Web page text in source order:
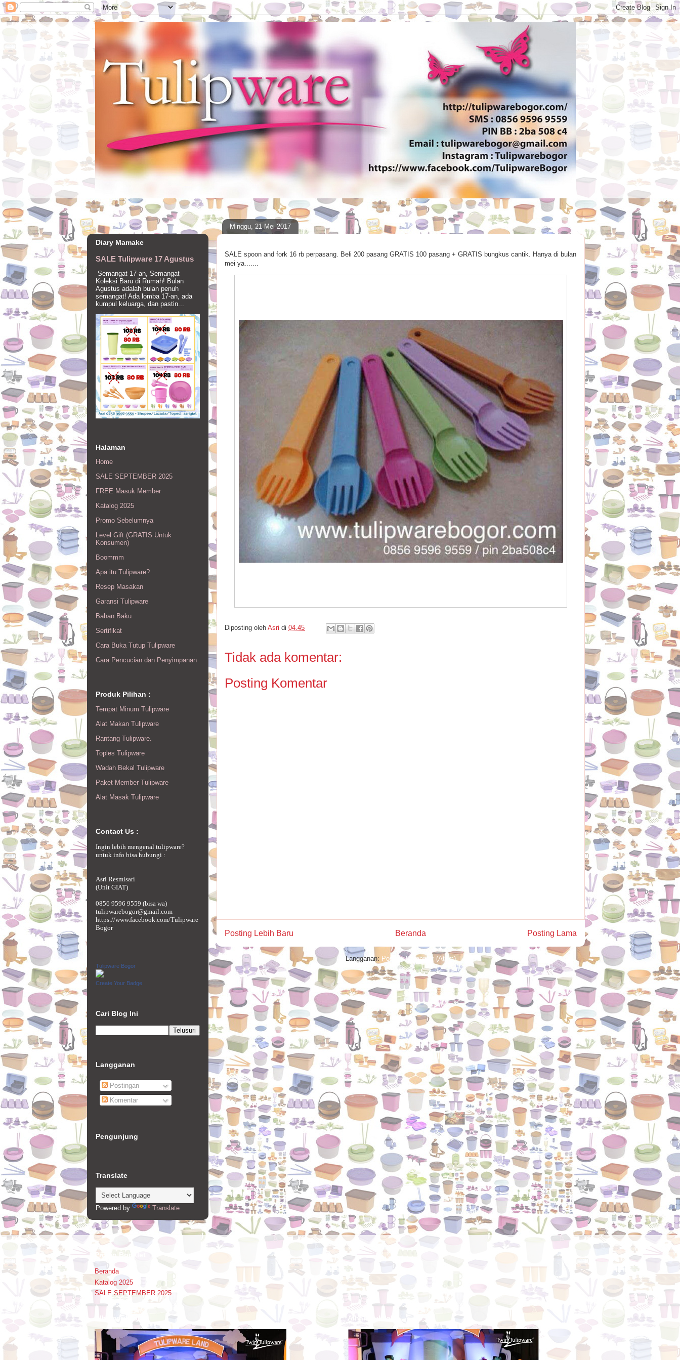
Minggu, 21 Mei 2017
SALE spoon and fork 16 rb perpasang. Beli 200 pasang GRATIS 100 pasang + GRATIS bungkus cantik. Hanya di bulan
mei ya.......
Diposting oleh Asri di 04.45
Tidak ada komentar:
Posting Komentar
Posting Lebih Baru Posting Lama
Beranda
Langganan: Posting Komentar (Atom)
Diary Mamake
SALE Tulipware 17 Agustus
Semangat 17-an, Semangat
Koleksi Baru di Rumah! Bulan
Agustus adalah bulan penuh
semangat! Ada lomba 17-an, ada
kumpul keluarga, dan pastin...
Halaman
Home
SALE SEPTEMBER 2025
FREE Masuk Member
Katalog 2025
Promo Sebelumnya
Level Gift (GRATIS Untuk
Konsumen)
Boommm
Apa itu Tulipware?
Resep Masakan
Garansi Tulipware
Bahan Baku
Sertifikat
Cara Buka Tutup Tulipware
Cara Pencucian dan Penyimpanan
Produk Pilihan :
Tempat Minum Tulipware
Alat Makan Tulipware
Rantang Tulipware.
Toples Tulipware
Wadah Bekal Tulipware
Paket Member Tulipware
Alat Masak Tulipware
Contact Us :
Ingin lebih mengenal tulipware?
untuk info bisa hubungi :
Asri Resmisari
(Unit GIAT)
0856 9596 9559 (bisa wa)
tulipwarebogor@gmail.com
https://www.facebook.com/Tulipware
Bogor
Tulipware Bogor
Create Your Badge
Cari Blog Ini
Langganan
Postingan
Komentar
Pengunjung
Translate
Powered by Translate
Promo Booklet
Beranda
Katalog 2025
SALE SEPTEMBER 2025
Alhamdulillah Alhamdulillah